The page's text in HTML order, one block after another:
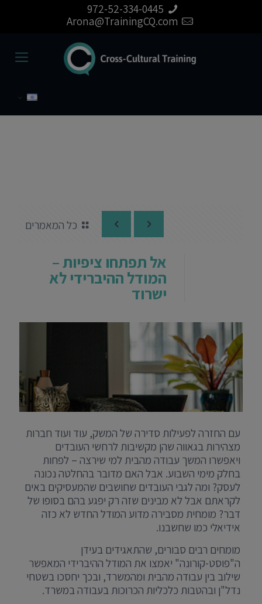
972-52-334-0445
Arona@TrainingCQ.com
כל המאמרים
אל תפתחו ציפיות –
המודל ההיברידי לא
ישרוד
עם החזרה לפעילות סדירה של המשק, עוד ועוד חברות
מצהירות בגאווה שהן מקשיבות לרחשי העובדים
ויאפשרו המשך עבודה מהבית למי שירצה – לפחות
בחלק מימי השבוע. אבל האם מדובר בהחלטה נכונה
לעסק? ומה לגבי העובדים שחושבים שהמעסיקים באים
לקראתם אבל לא מבינים שזה רק יפגע בהם בסופו של
דבר? מומחית מסבירה מדוע המודל החדש לא כזה
אידיאלי כמו שחשבנו.
מומחים רבים סבורים, שהתאגידים בעידן
ה"פוסט-קורונה" יאמצו את המודל ההיברידי המאפשר
שילוב בין עבודה מהבית ומהמשרד, ובכך יחסכו בשטחי
נדל"ן ובהטבות כלכליות הכרוכות בעבודה במשרד.